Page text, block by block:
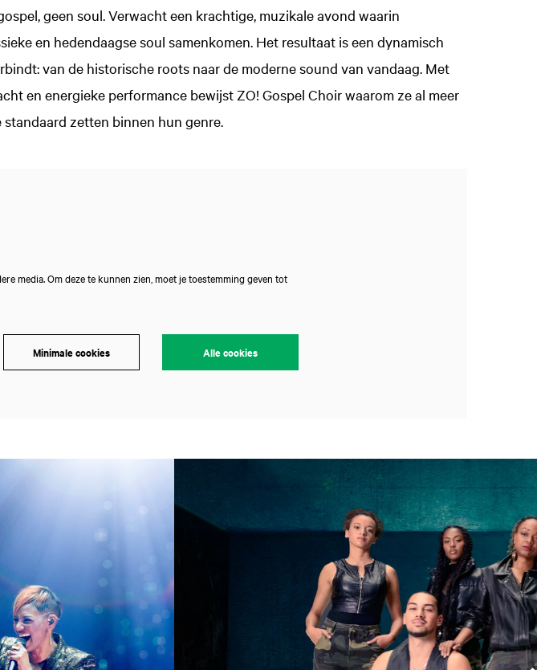
geen soul. Verwacht een krachtige, muzikale avond waarin
en hedendaagse soul samenkomen. Het resultaat is een dynamisch
van de historische roots naar de moderne sound van vandaag. Met
en energieke performance bewijst ZO! Gospel Choir waarom ze al meer
standaard zetten binnen hun genre.
media. Om deze te kunnen zien, moet je toestemming geven tot
Minimale cookies Alle cookies